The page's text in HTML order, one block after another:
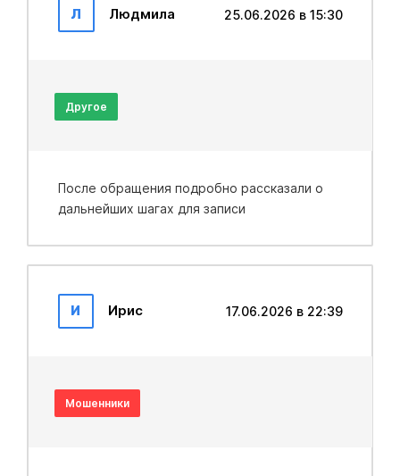
Л Людмила 25.06.2026 в 15:30
Другое
После обращения подробно рассказали о
дальнейших шагах для записи
И Ирис 17.06.2026 в 22:39
Мошенники